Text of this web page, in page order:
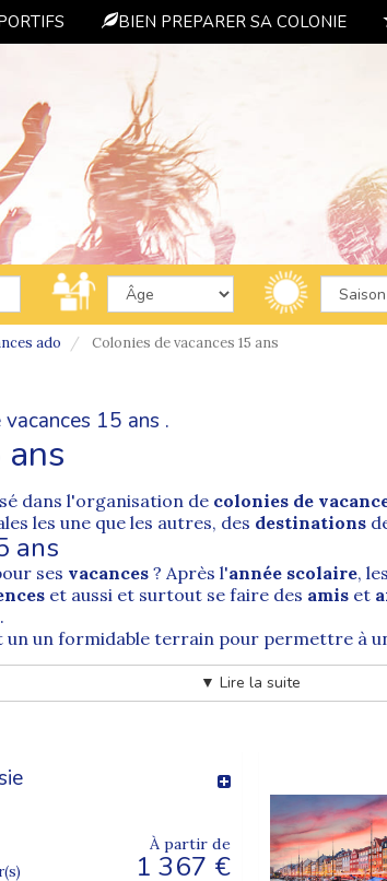
BIEN PREPARER SA COLONIE
ado Colonies de vacances 15 ans
15 ans .
dans l'organisation de colonies de
les une que les autres, des destinations
ans
ses vacances ? Après l'année scolaire, les
et aussi et surtout se faire des amis et
un un formidable terrain pour permettre à
sont avides de découverte et sont
plage colos mutliactivités , mais il
football, de la
conseillers voyages, ils vous guideront
▼ Lire la suite
À partir de
1 367 €